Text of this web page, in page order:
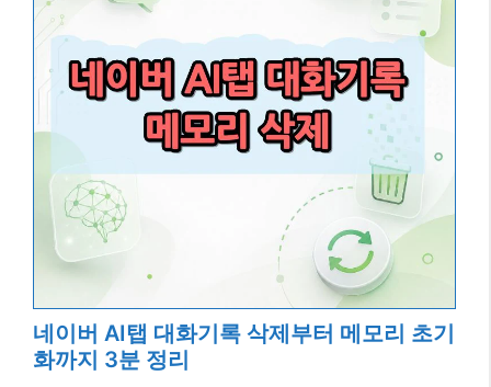
네이버 AI탭 대화기록 삭제부터 메모리 초기
화까지 3분 정리